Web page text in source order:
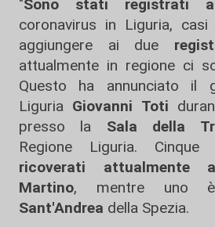
"Sono stati registrati
coronavirus in Liguria,
aggiungere ai due
attualmente in regione ci
Questo ha annunciato il
Liguria Giovanni Toti
presso la Sala della
Regione Liguria. Cinque
ricoverati attualmente
Martino, mentre uno
Sant'Andrea della Spezia.